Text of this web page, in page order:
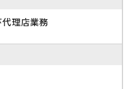
理店業務